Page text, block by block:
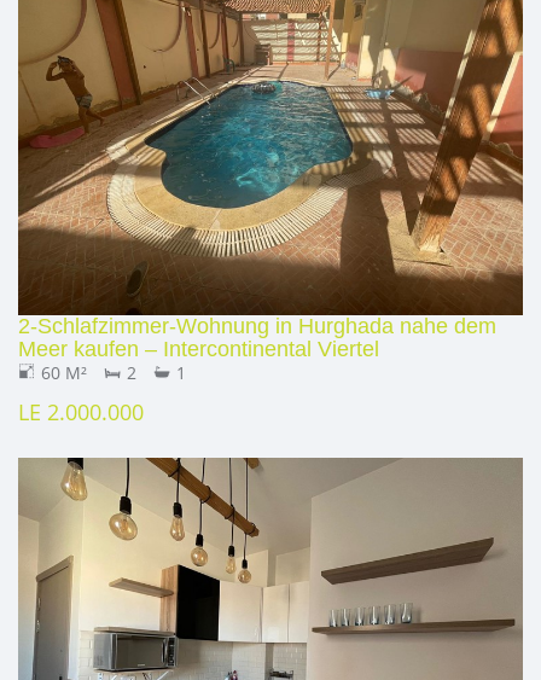
2-Schlafzimmer-Wohnung in Hurghada nahe dem
Meer kaufen – Intercontinental Viertel
60 M² 2 1
LE 2.000.000